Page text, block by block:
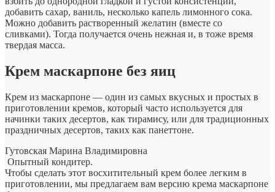
добавить сахар, ваниль, несколько капель лимонного сока.
Можно добавить растворенный желатин (вместе со
сливками). Тогда получается очень нежная и, в тоже время
твердая масса.
Крем маскарпоне без яиц
Крем из маскарпоне — один из самых вкусных и простых в
приготовлении кремов, который часто используется для
начинки таких десертов, как тирамису, или для традиционных
праздничных десертов, таких как панеттоне.
Гутовская Марина Владимировна
Опытный кондитер.
Чтобы сделать этот восхитительный крем более легким в
приготовлении, мы предлагаем вам версию крема маскарпоне